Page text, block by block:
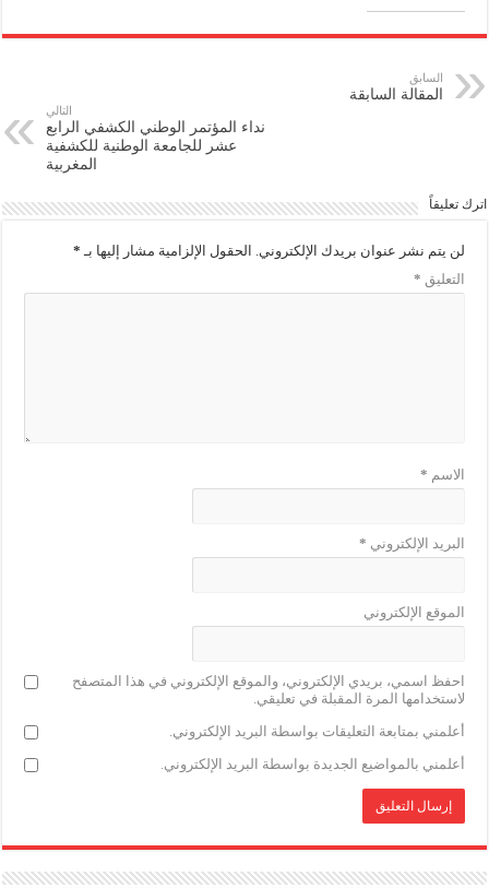
السابق
المقالة السابقة
التالي
نداء المؤتمر الوطني الكشفي الرابع
عشر للجامعة الوطنية للكشفية
المغربية
اترك تعليقاً
لن يتم نشر عنوان بريدك الإلكتروني. الحقول الإلزامية مشار إليها بـ *
التعليق *
الاسم *
البريد الإلكتروني *
الموقع الإلكتروني
احفظ اسمي، بريدي الإلكتروني، والموقع الإلكتروني في هذا المتصفح
لاستخدامها المرة المقبلة في تعليقي.
أعلمني بمتابعة التعليقات بواسطة البريد الإلكتروني.
أعلمني بالمواضيع الجديدة بواسطة البريد الإلكتروني.